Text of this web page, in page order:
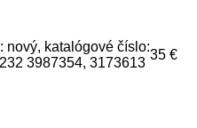
nový, katalógové číslo:
3987354, 3173613
35 €